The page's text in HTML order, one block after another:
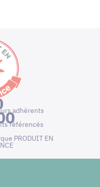
adhérents
référencés
PRODUIT EN